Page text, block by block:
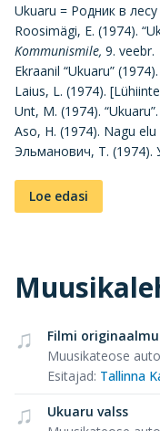
Ukuaru = Родник в лесу
Roosimägi, E. (1974).
Kommunismile, 9. veebr.
Ekraanil “Ukuaru” (1974).
Laius, L. (1974).
Unt, M. (1974). “Ukuaru”.
Aso, H. (1974). Nagu elu
Эльманович, Т. (1974).
Loe edasi
Filmi
Muusikateose
Esitajad: Tallinna
Ukuaru valss